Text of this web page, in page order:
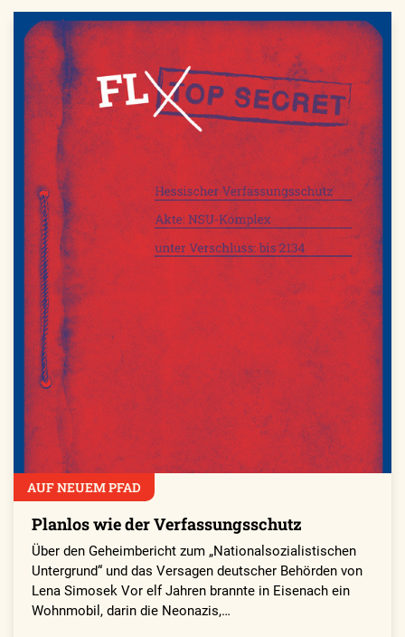
AUF NEUEM PFAD
Planlos wie der Verfassungsschutz
Über den Geheimbericht zum „Nationalsozialistischen
Untergrund“ und das Versagen deutscher Behörden von
Lena Simosek Vor elf Jahren brannte in Eisenach ein
Wohnmobil, darin die Neonazis,…